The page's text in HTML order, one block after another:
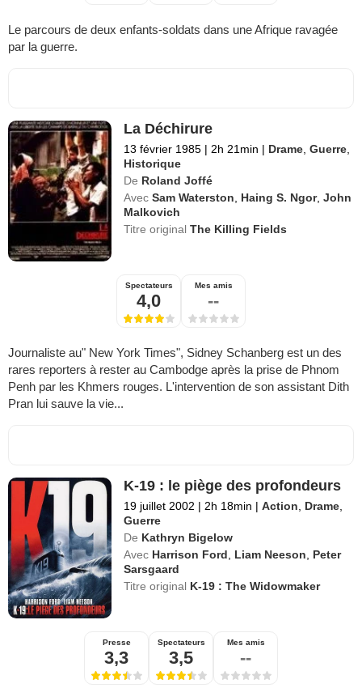
Le parcours de deux enfants-soldats dans une Afrique ravagée
par la guerre.
La Déchirure
13 février 1985 | 2h 21min | Drame,Guerre,
Historique
De Roland Joffé
Avec Sam Waterston, Haing S. Ngor,John
Malkovich
Titre originalThe Killing Fields
Spectateurs
4,0
Mes amis
--
Journaliste au" New York Times", Sidney Schanberg est un des
rares reporters à rester au Cambodge après la prise de Phnom
Penh par les Khmers rouges. L'intervention de son assistant Dith
Pran lui sauve la vie...
K-19 : le piège des profondeurs
19 juillet 2002 | 2h 18min | Action, Drame,
Guerre
De Kathryn Bigelow
Avec Harrison Ford, Liam Neeson, Peter
Sarsgaard
Titre original K-19 : The Widowmaker
Presse
3,3
Spectateurs
3,5
Mes amis
--